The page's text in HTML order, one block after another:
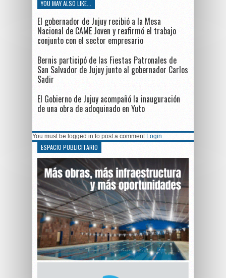
YOU MAY ALSO LIKE...
El gobernador de Jujuy recibió a la Mesa
Nacional de CAME Joven y reafirmó el trabajo
conjunto con el sector empresario
Bernis participó de las Fiestas Patronales de
San Salvador de Jujuy junto al gobernador Carlos
Sadir
El Gobierno de Jujuy acompañó la inauguración
de una obra de adoquinado en Yuto
You must be logged in to post a comment Login
ESPACIO PUBLICITARIO